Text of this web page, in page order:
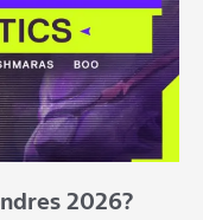
2026?